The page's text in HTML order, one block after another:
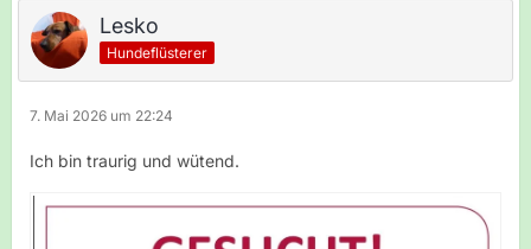
Lesko
Hundeflüsterer
7. Mai 2026 um 22:24
Ich bin traurig und wütend.